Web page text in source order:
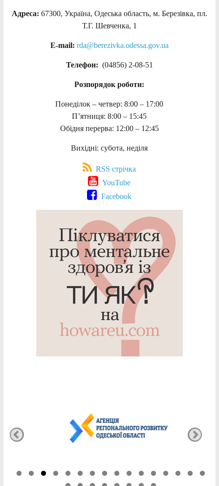
Адреса: 67300, Україна, Одеська область, м. Березівка, пл.
Т.Г. Шевченка, 1
E-mail: rda@berezivka.odessa.gov.ua
Телефон: (04856) 2-08-51
Розпорядок роботи:
Понеділок – четвер: 8:00 – 17:00
П’ятниця: 8:00 – 15:45
Обідня перерва: 12:00 – 12:45
Вихідні: субота, неділя
RSS стрічка
YouTube
Facebook